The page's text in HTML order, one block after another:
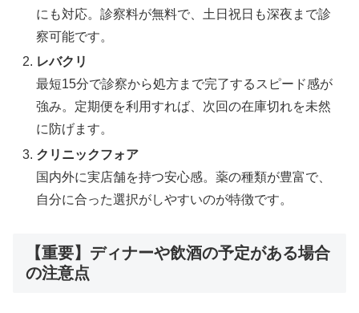
にも対応。診察料が無料で、土日祝日も深夜まで診
察可能です。
レバクリ
最短15分で診察から処方まで完了するスピード感が
強み。定期便を利用すれば、次回の在庫切れを未然
に防げます。
クリニックフォア
国内外に実店舗を持つ安心感。薬の種類が豊富で、
自分に合った選択がしやすいのが特徴です。
【重要】ディナーや飲酒の予定がある場合
の注意点